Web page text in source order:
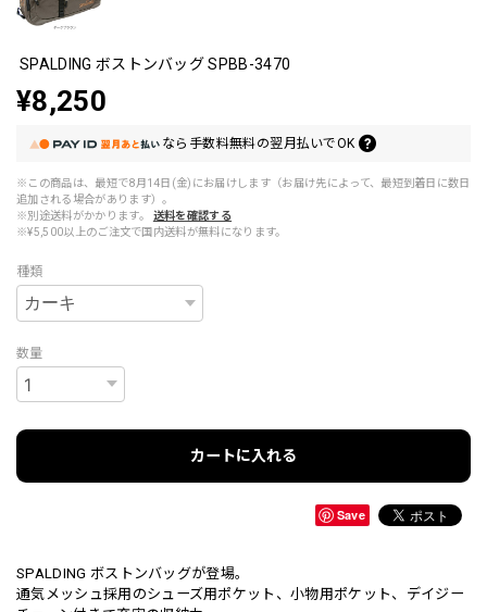
SPALDING ボストンバッグ SPBB-3470
¥8,250
なら 手数料無料の翌月払いでOK
※この商品は、最短で8月14日(金)にお届けします（お届け先によって、最短到着日に数日
追加される場合があります）。
※別途送料がかかります。
送料を確認する
※¥5,500以上のご注文で国内送料が無料になります。
種類
数量
カートに入れる
Save
SPALDING ボストンバッグが登場。
通気メッシュ採用のシューズ用ポケット、小物用ポケット、デイジー